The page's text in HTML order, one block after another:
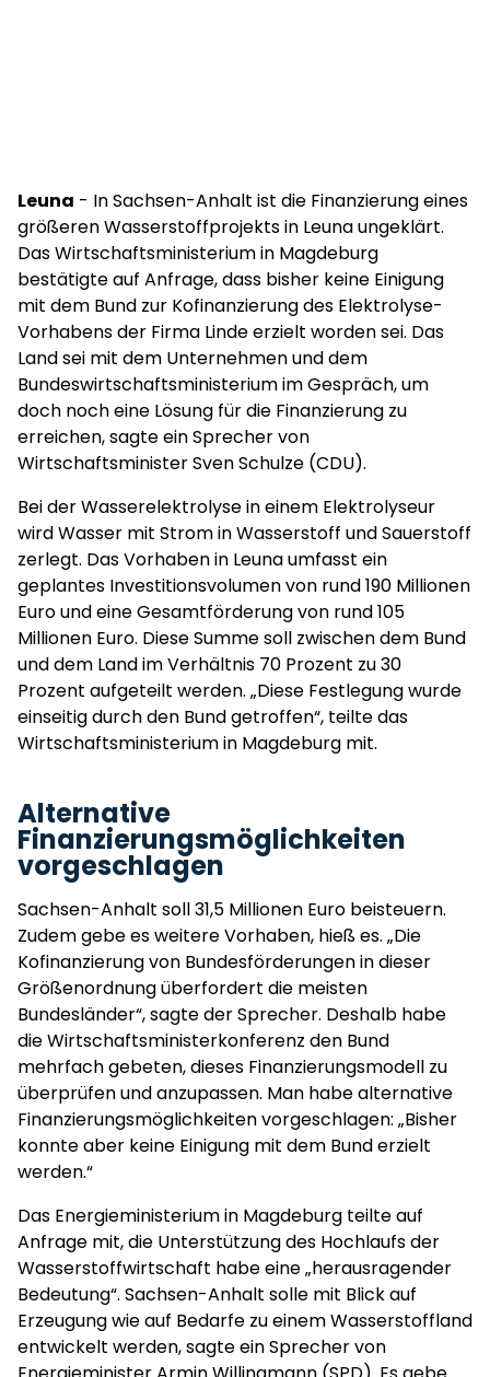
Leuna - In Sachsen-Anhalt ist die Finanzierung eines
größeren Wasserstoffprojekts in Leuna ungeklärt.
Das Wirtschaftsministerium in Magdeburg
bestätigte auf Anfrage, dass bisher keine Einigung
mit dem Bund zur Kofinanzierung des Elektrolyse-
Vorhabens der Firma Linde erzielt worden sei. Das
Land sei mit dem Unternehmen und dem
Bundeswirtschaftsministerium im Gespräch, um
doch noch eine Lösung für die Finanzierung zu
erreichen, sagte ein Sprecher von
Wirtschaftsminister Sven Schulze (CDU).
Bei der Wasserelektrolyse in einem Elektrolyseur
wird Wasser mit Strom in Wasserstoff und Sauerstoff
zerlegt. Das Vorhaben in Leuna umfasst ein
geplantes Investitionsvolumen von rund 190 Millionen
Euro und eine Gesamtförderung von rund 105
Millionen Euro. Diese Summe soll zwischen dem Bund
und dem Land im Verhältnis 70 Prozent zu 30
Prozent aufgeteilt werden. „Diese Festlegung wurde
einseitig durch den Bund getroffen“, teilte das
Wirtschaftsministerium in Magdeburg mit.
Alternative
Finanzierungsmöglichkeiten
vorgeschlagen
Sachsen-Anhalt soll 31,5 Millionen Euro beisteuern.
Zudem gebe es weitere Vorhaben, hieß es. „Die
Kofinanzierung von Bundesförderungen in dieser
Größenordnung überfordert die meisten
Bundesländer“, sagte der Sprecher. Deshalb habe
die Wirtschaftsministerkonferenz den Bund
mehrfach gebeten, dieses Finanzierungsmodell zu
überprüfen und anzupassen. Man habe alternative
Finanzierungsmöglichkeiten vorgeschlagen: „Bisher
konnte aber keine Einigung mit dem Bund erzielt
werden.“
Das Energieministerium in Magdeburg teilte auf
Anfrage mit, die Unterstützung des Hochlaufs der
Wasserstoffwirtschaft habe eine „herausragender
Bedeutung“. Sachsen-Anhalt solle mit Blick auf
Erzeugung wie auf Bedarfe zu einem Wasserstoffland
entwickelt werden, sagte ein Sprecher von